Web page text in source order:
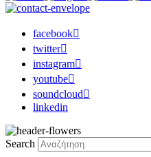
facebook
twitter
instagram
youtube
soundcloud
linkedin
Search